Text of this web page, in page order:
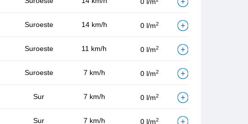
Suroeste 14 km/h 0 l/m2
Suroeste 11 km/h 0 l/m2
Suroeste 7 km/h 0 l/m2
Sur 7 km/h 0 l/m2
Sur 7 km/h 0 l/m2